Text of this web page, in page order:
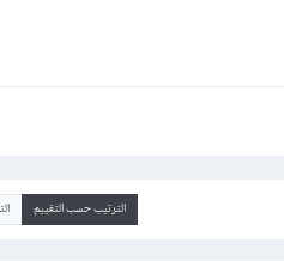
الترتيب حسب التقييم